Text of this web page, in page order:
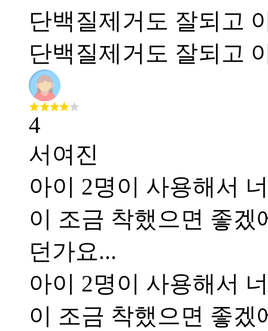
단백질제거도 잘되고
단백질제거도 잘되고
4
서여진
아이 2명이 사용해서
이 조금 착했으면 좋겠
던가요...
아이 2명이 사용해서
이 조금 착했으면 좋겠